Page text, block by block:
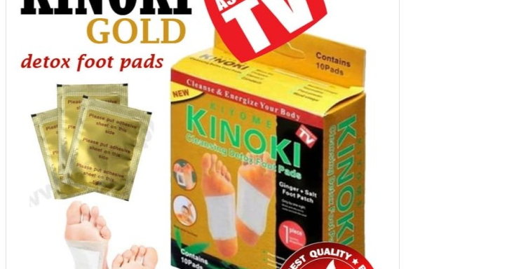
Aksesoris Kamera
Construction Camera
Mobile Speaker
View More
KECANTIKAN
Rambut
Tubuh
Wajah
KESEHATAN
Alat Monitor Kesehatan